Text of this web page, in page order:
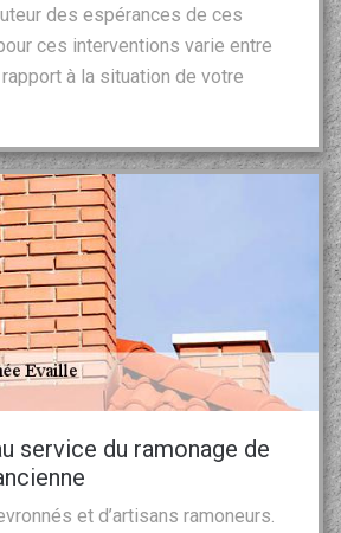
des espérances de ces
ces interventions varie entre
à la situation de votre
service du ramonage de
et d’artisans ramoneurs.